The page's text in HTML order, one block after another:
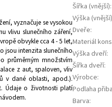
vyznačuje se vysokou
vlivu slunečního záření,
obvykle cca 4 - 5 let,
jsou intenzita slunečního
průměrným množstvím
z aut, spaloven, vliv
v dané oblasti, apod.).
Údaje o životnosti platí
Šířka (vnější):
Výška (vnější)
Dveře:
Materiál
Výška dveří:
Šířka dveří:
Výrobce:
Podlaha
Barva: